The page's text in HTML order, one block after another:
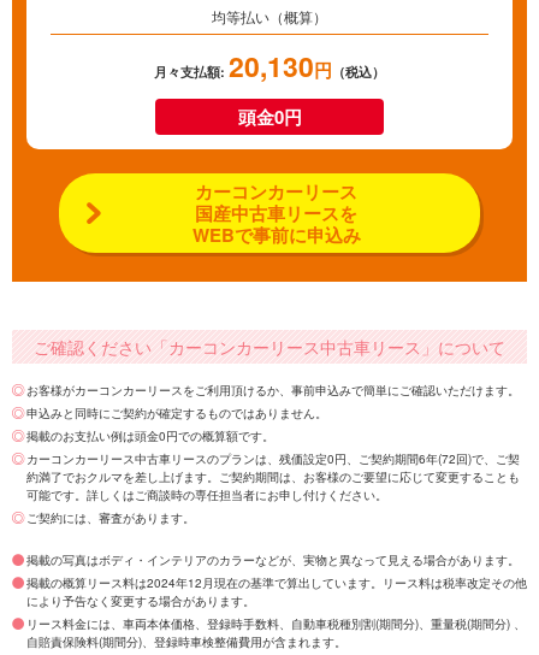
均等払い（概算）
月々支払額: 20,130円 （税込）
頭金0円
カーコンカーリース
国産中古車リースを
WEBで事前に申込み
ご確認ください「カーコンカーリース中古車リース」について
お客様がカーコンカーリースをご利用頂けるか、事前申込みで簡単にご確認いただけます。
申込みと同時にご契約が確定するものではありません。
掲載のお支払い例は頭金0円での概算額です。
カーコンカーリース中古車リースのプランは、残価設定0円、ご契約期間6年(72回)で、ご契
約満了でおクルマを差し上げます。ご契約期間は、お客様のご要望に応じて変更することも
可能です。詳しくはご商談時の専任担当者にお申し付けください。
ご契約には、審査があります。
掲載の写真はボディ・インテリアのカラーなどが、実物と異なって見える場合があります。
掲載の概算リース料は2024年12月現在の基準で算出しています。リース料は税率改定その他
により予告なく変更する場合があります。
リース料金には、車両本体価格、登録時手数料、自動車税種別割(期間分)、重量税(期間分) 、
自賠責保険料(期間分)、登録時車検整備費用が含まれます。